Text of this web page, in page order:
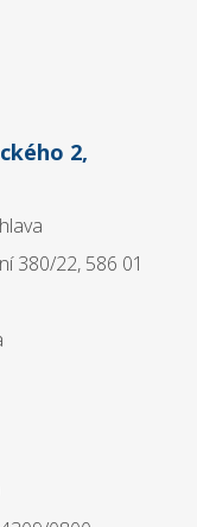
2,
380/22, 586 01